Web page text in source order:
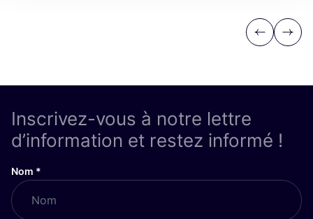
Previous
Next
Inscrivez-vous à notre lettre
d’information et restez informé !
Nom *